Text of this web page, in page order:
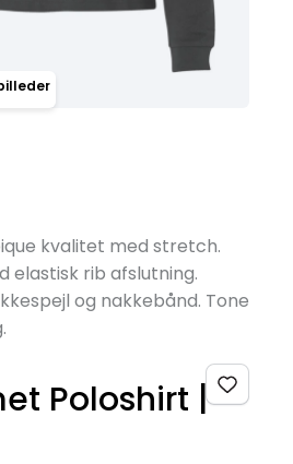
kvalitet med stretch.
elastisk rib afslutning.
og nakkebånd. Tone
Poloshirt |